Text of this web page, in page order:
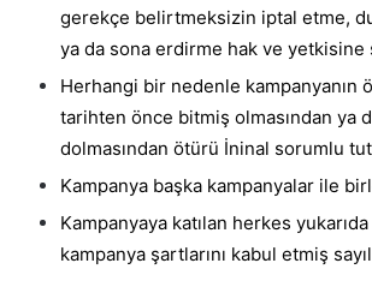
gerekçe belirtmeksizin iptal etme,
ya da sona erdirme hak ve yetkisine
Herhangi bir nedenle kampanyanın
tarihten önce bitmiş olmasından ya
dolmasından ötürü İninal sorumlu
Kampanya başka kampanyalar ile
Kampanyaya katılan herkes
kampanya şartlarını kabul etmiş